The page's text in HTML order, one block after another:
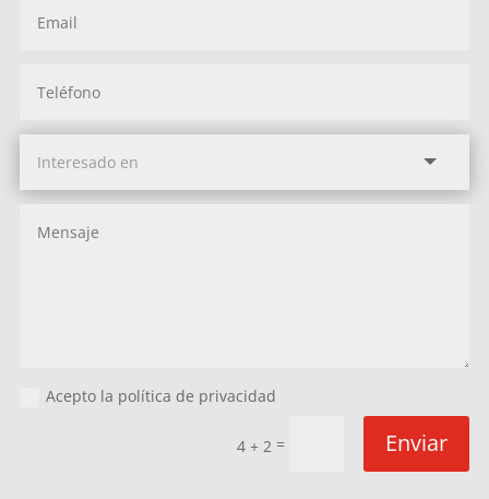
Acepto la política de privacidad
4 + 2 = Enviar